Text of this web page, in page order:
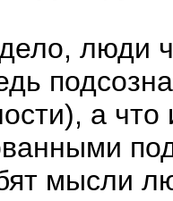
люди
а что
мысли